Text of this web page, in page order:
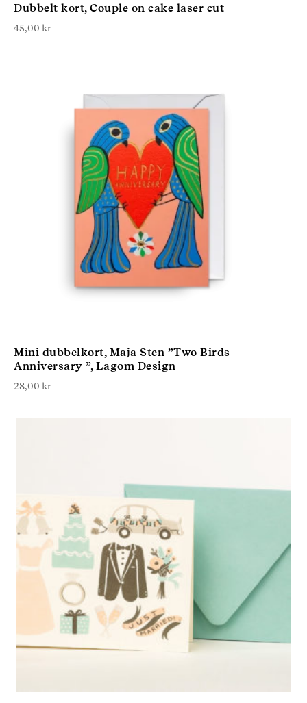
Dubbelt kort, Couple on cake laser cut
45,00 kr
Mini dubbelkort, Maja Sten ”Two Birds
Anniversary ”, Lagom Design
28,00 kr